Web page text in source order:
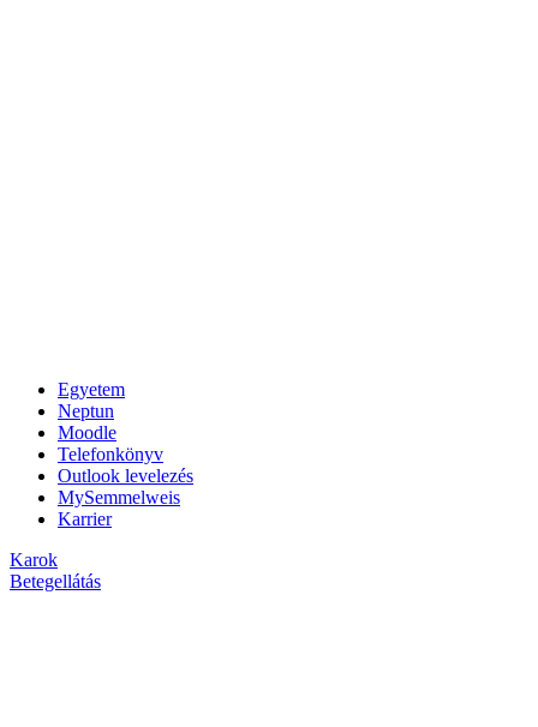
Egyetem
Neptun
Moodle
Telefonkönyv
Outlook levelezés
MySemmelweis
Karrier
Karok
Betegellátás